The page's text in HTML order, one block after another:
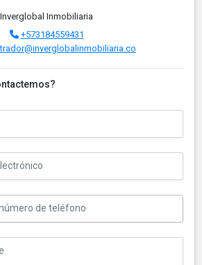
Inverglobal Inmobiliaria
+573184559431